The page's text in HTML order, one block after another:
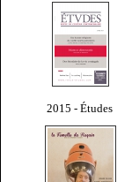
2015 - Études